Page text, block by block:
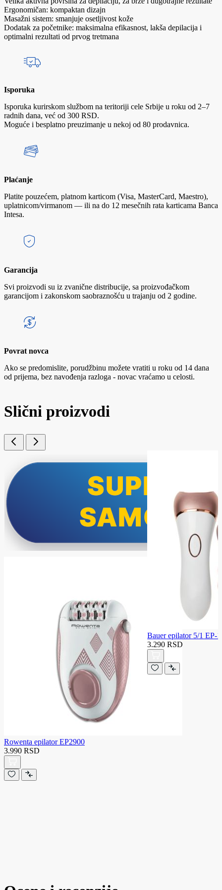
Ergonomičan: kompaktan dizajn
Masažni sistem: smanjuje osetljivost kože
Dodatak za početnike: maksimalna efikasnost, lakša depilacija i
optimalni rezultati od prvog tretmana
Isporuka
Isporuka kurirskom službom na teritoriji cele Srbije u roku od 2–7
radnih dana, već od 300 RSD.
Moguće i besplatno preuzimanje u nekoj od 80 prodavnica.
Plaćanje
Platite pouzećem, platnom karticom (Visa, MasterCard, Maestro),
uplatnicom/virmanom — ili na do 12 mesečnih rata karticama Banca
Intesa.
Garancija
Svi proizvodi su iz zvanične distribucije, sa proizvođačkom
garancijom i zakonskom saobraznošću u trajanju od 2 godine.
Povrat novca
Ako se predomislite, porudžbinu možete vratiti u roku od 14 dana
od prijema, bez navođenja razloga - novac vraćamo u celosti.
Slični proizvodi
Rowenta epilator EP2900
3.990 RSD
Bauer epilator 5/1 EP-
3.290 RSD